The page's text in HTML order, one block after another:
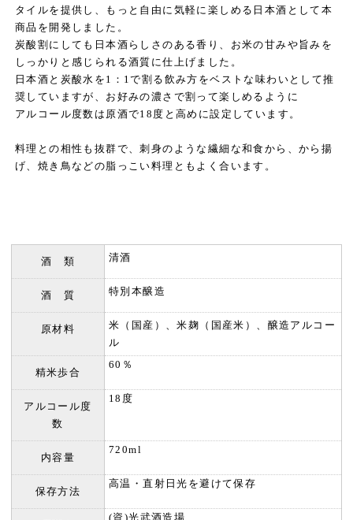
タイルを提供し、もっと自由に気軽に楽しめる日本酒として本
商品を開発しました。
炭酸割にしても日本酒らしさのある香り、お米の甘みや旨みを
しっかりと感じられる酒質に仕上げました。
日本酒と炭酸水を1：1で割る飲み方をベストな味わいとして推
奨していますが、お好みの濃さで割って楽しめるように
アルコール度数は原酒で18度と高めに設定しています。
料理との相性も抜群で、刺身のような繊細な和食から、から揚
げ、焼き鳥などの脂っこい料理ともよく合います。
酒 類 清酒
酒 質 特別本醸造
原材料
米（国産）、米麹（国産米）、醸造アルコー
ル
精米歩合
60％
アルコール度
数
18度
内容量
720ml
保存方法
高温・直射日光を避けて保存
(資)光武酒造場